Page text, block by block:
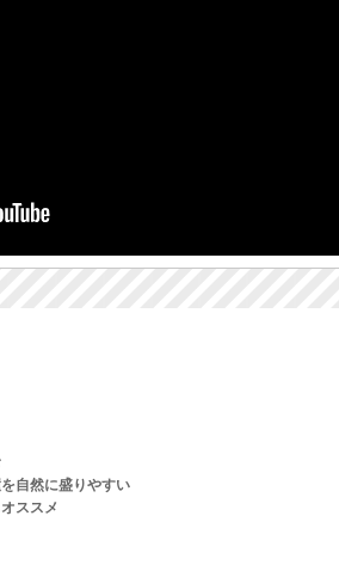
自然に盛りやすい
ススメ